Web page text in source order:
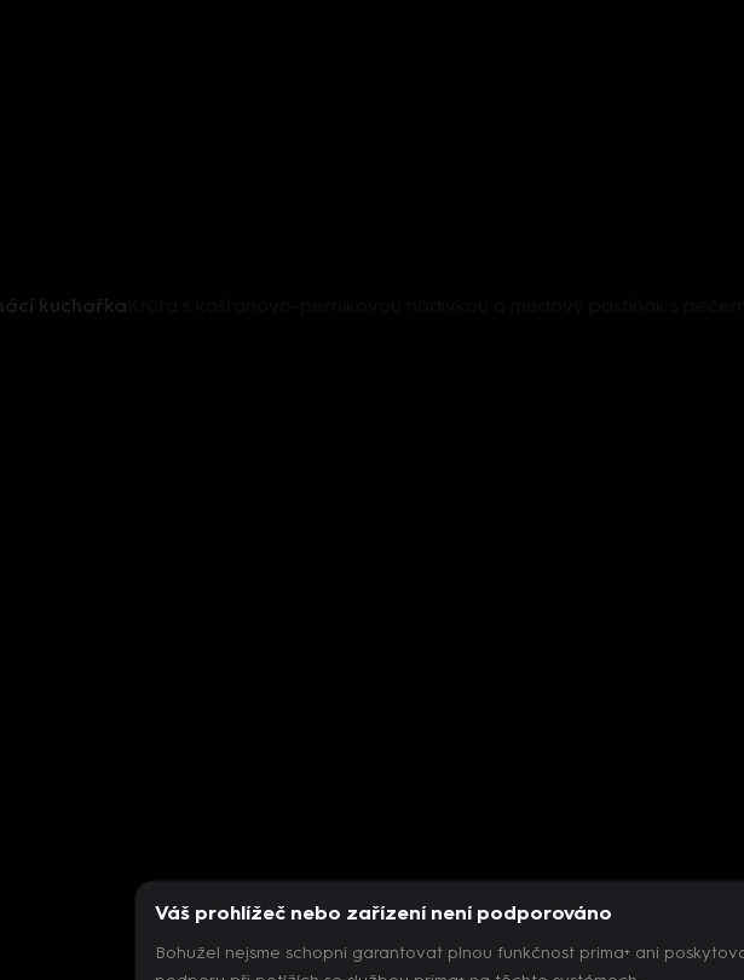
Váš prohlížeč nebo zařízení není podporováno
Bohužel nejsme schopni garantovat plnou funkčnost prima+ ani